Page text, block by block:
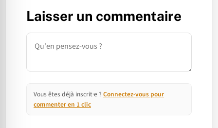
Laisser un commentaire
Commentaire
Vous êtes déjà inscrit·e ? Connectez-vous pour
commenter en 1 clic